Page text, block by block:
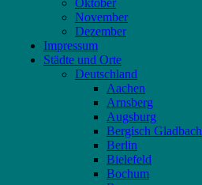
Oktober
November
Dezember
Impressum
Städte und Orte
Deutschland
Aachen
Arnsberg
Augsburg
Bergisch Gladbach
Berlin
Bielefeld
Bochum